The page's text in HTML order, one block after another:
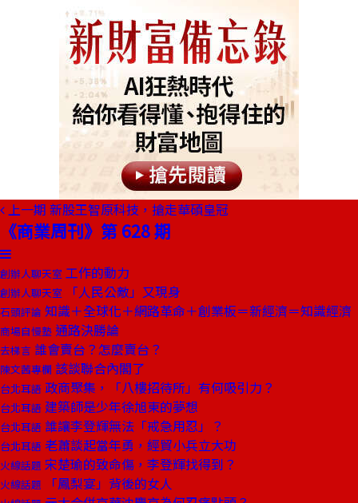
上一期 新股王智原科技，搶走華碩皇冠
《商業周刊》第 628 期
創辦人聊天室 工作的動力
創辦人聊天室 「人民公敵」又現身
石頭評論 知識＋全球化＋網路革命＋創業板＝新經濟＝知識經濟
商場自慢塾 通路決勝論
去梯言 誰會賣台？怎麼賣台？
陳文茜專欄 該談聯合內閣了
台北耳語 政商聚集，「八樓招待所」有何吸引力？
台北耳語 建築師是少年徐旭東的夢想
台北耳語 誰讓李登輝無法「戒急用忍」？
台北耳語 老蕭談起當年勇，經貿小兵立大功
火線話題 宋楚瑜的致命傷，李登輝找得到？
火線話題 「鳳梨宴」背後的女人